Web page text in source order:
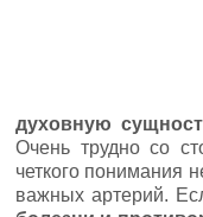
духовную
Очень трудно со
четкого понимания
важных артерий.